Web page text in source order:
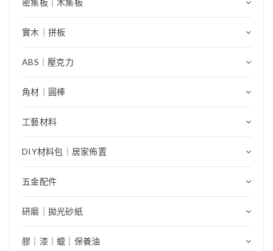
實木｜拼板
ABS｜壓克力
角材｜圓棒
工藝材料
DIY材料包｜居家佈置
五金配件
研磨｜拋光砂紙
膠｜漆｜蠟｜保養油